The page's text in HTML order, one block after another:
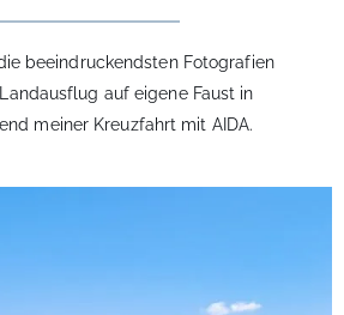
beeindruckendsten Fotografien
auf eigene Faust in
meiner Kreuzfahrt mit AIDA.